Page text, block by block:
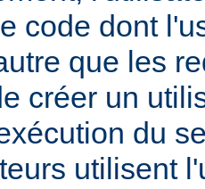
code dont
que les
créer un
du
utilisent